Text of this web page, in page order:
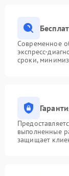
Современное
экспресс-
сроки,
выполненные
защищает